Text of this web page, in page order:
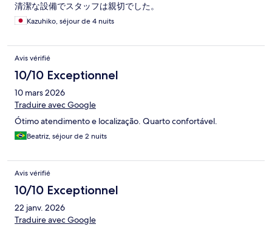
清潔な設備でスタッフは親切でした。
Kazuhiko, séjour de 4 nuits
Avis vérifié
10/10 Exceptionnel
10 mars 2026
Traduire avec Google
Ótimo atendimento e localização. Quarto confortável.
Beatriz, séjour de 2 nuits
Avis vérifié
10/10 Exceptionnel
22 janv. 2026
Traduire avec Google